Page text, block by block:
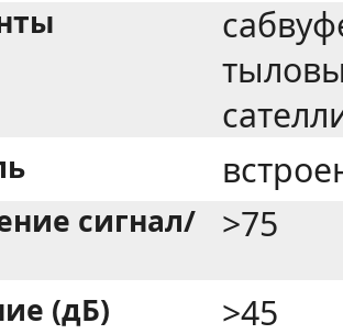
сигнал/
>75
(дБ) >45